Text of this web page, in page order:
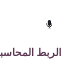
الربط